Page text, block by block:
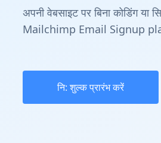
अपनी वेबसाइट पर बिना कोडिंग
Mailchimp Email Signup
नि: शुल्क प्रारंभ करें